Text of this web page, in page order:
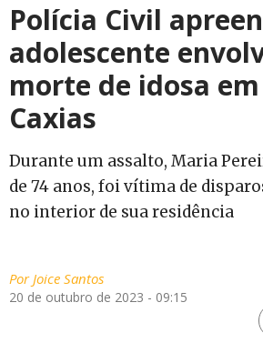
Polícia Civil
adolescente
morte de idosa
Caxias
Durante um assalto, Maria
de 74 anos, foi vítima de
no interior de sua residência
PorJoice Santos
20 de outubro de 2023 - 09:15